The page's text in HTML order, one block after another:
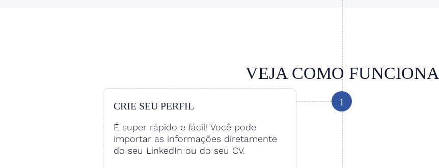
VEJA COMO FUNCIONA
1
CRIE SEU PERFIL
É super rápido e fácil! Você pode
importar as informações diretamente
do seu LinkedIn ou do seu CV.